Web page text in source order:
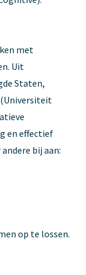
met
Uit
Staten,
en effectief
bij aan:
op te lossen.